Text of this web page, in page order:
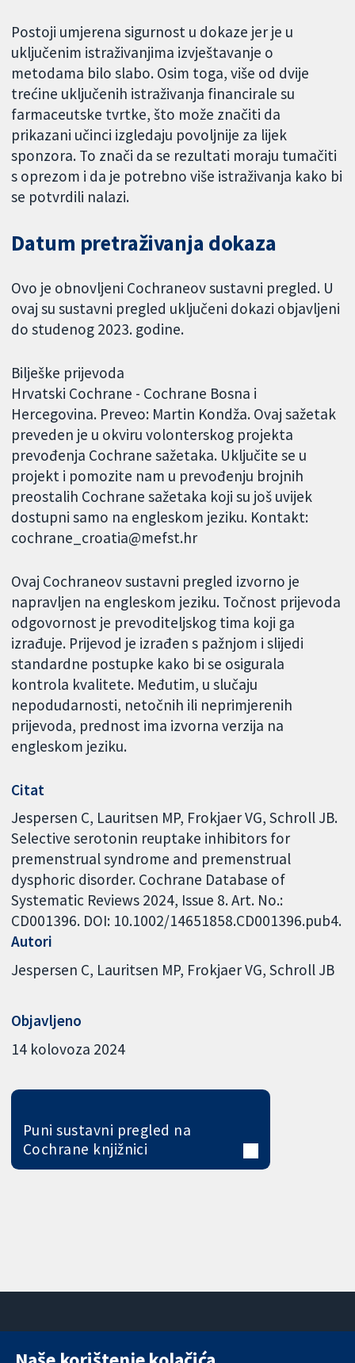
Postoji umjerena sigurnost u dokaze jer je u
uključenim istraživanjima izvještavanje o
metodama bilo slabo. Osim toga, više od dvije
trećine uključenih istraživanja financirale su
farmaceutske tvrtke, što može značiti da
prikazani učinci izgledaju povoljnije za lijek
sponzora. To znači da se rezultati moraju tumačiti
s oprezom i da je potrebno više istraživanja kako bi
se potvrdili nalazi.
Datum pretraživanja dokaza
Ovo je obnovljeni Cochraneov sustavni pregled. U
ovaj su sustavni pregled uključeni dokazi objavljeni
do studenog 2023. godine.
Bilješke prijevoda
Hrvatski Cochrane - Cochrane Bosna i
Hercegovina. Preveo: Martin Kondža. Ovaj sažetak
preveden je u okviru volonterskog projekta
prevođenja Cochrane sažetaka. Uključite se u
projekt i pomozite nam u prevođenju brojnih
preostalih Cochrane sažetaka koji su još uvijek
dostupni samo na engleskom jeziku. Kontakt:
cochrane_croatia@mefst.hr
Ovaj Cochraneov sustavni pregled izvorno je
napravljen na engleskom jeziku. Točnost prijevoda
odgovornost je prevoditeljskog tima koji ga
izrađuje. Prijevod je izrađen s pažnjom i slijedi
standardne postupke kako bi se osigurala
kontrola kvalitete. Međutim, u slučaju
nepodudarnosti, netočnih ili neprimjerenih
prijevoda, prednost ima izvorna verzija na
engleskom jeziku.
Citat
Jespersen C, Lauritsen MP, Frokjaer VG, Schroll JB.
Selective serotonin reuptake inhibitors for
premenstrual syndrome and premenstrual
dysphoric disorder. Cochrane Database of
Systematic Reviews 2024, Issue 8. Art. No.:
CD001396. DOI: 10.1002/14651858.CD001396.pub4.
Autori
Jespersen C Lauritsen MP Frokjaer VG Schroll JB
Objavljeno
14 kolovoza 2024
Puni sustavni pregled na
Cochrane knjižnici